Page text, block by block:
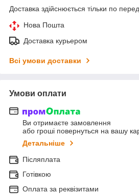
Доставка здійснюється тільки по
Нова Пошта
Доставка курьером
Всі умови доставки
Умови оплати
Ви отримаєте замовлення
або гроші повернуться на вашу
Детальніше
Післяплата
Готівкою
Оплата за реквізитами